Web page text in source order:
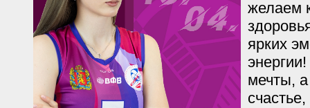
желаем
ярких
мечты,